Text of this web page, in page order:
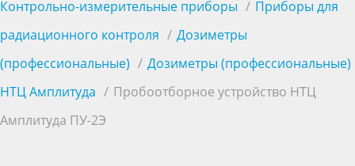
Контрольно-измерительные приборы
Приборы для
радиационного контроля
Дозиметры
(профессиональные)
Дозиметры (профессиональные)
НТЦ Амплитуда
Пробоотборное устройство НТЦ
Амплитуда ПУ-2Э